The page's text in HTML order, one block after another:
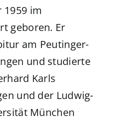
1959 im
geboren. Er
am Peutinger-
und studierte
Karls
und der Ludwig-
München